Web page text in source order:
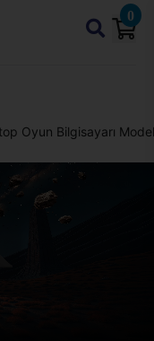
0
Oyun Bilgisayarı